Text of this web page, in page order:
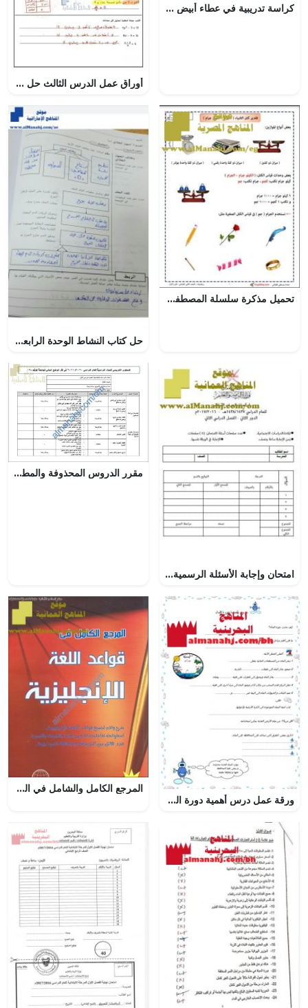
كراسة تدريبية في عطاء أبيض الوحدة الخامسة, (لغة عربية) الأول
أوراق عمل الدرس الثالث حل المعادلات مع الحل, (رياضيات) الحادي عشر العام
تحميل مذكرة سلسلة المصطفى لشرح تقدير كتل الأشياء
حل كتاب النشاط الوحدة الرابعة” الجهاز الطلائي والهيكلي والعضلي (علوم) الثاني عشر العام
امتحان وإجابة الأسئلة الرسمية للفصل الدراسي الثاتي الدور الثاني (اجتماعيات) السادس
مقرر الدروس المحذوفة والمطلوبة حسب وثيقة المحتوى التدريسي في ظل جائحة الكورونا (اجتماعيات) الثالث
ورقة عمل درس أهمية دورة الماء (علوم) الثاني
المرجع الكامل والشامل في اللغة (لغة انجليزية) الخامس